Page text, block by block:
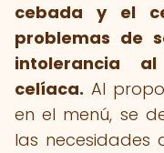
cebada y el
problemas de
intolerancia
celíaca. Al
en el menú, se
las necesidades